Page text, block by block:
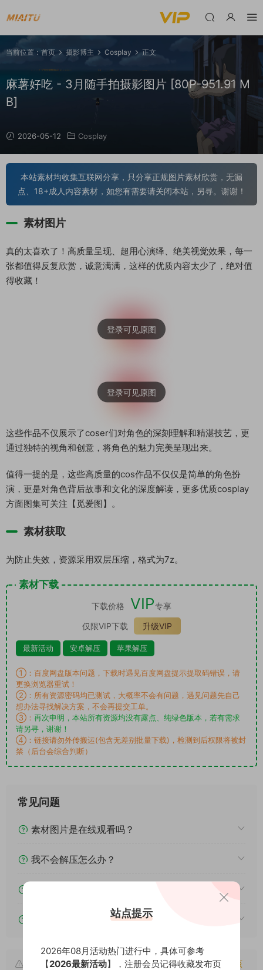
当前位置： 首页 摄影博主 Cosplay 正文
麻薯好吃 - 3月随手拍摄影图片 [80P-951.91 M
B]
2026-05-12 Cosplay
本站素材均收集互联网分享，只分享正规图片素材欣赏，无漏
点、18+成人内容素材，如您有需要请关闭本站，另寻。谢谢！
素材图片
真的太喜欢了！高质量呈现、超用心演绎、绝美视觉效果，每一
张都值得反复欣赏，诚意满满，这样的优质内容太少了，绝对值
得收藏！
这些作品不仅展示了coser们对角色的深刻理解和精湛技艺，更
通过独特的视角和创意，将角色的魅力完美呈现出来。
值得一提的是，这些高质量的cos作品不仅仅是简单的角色扮
演，更是对角色背后故事和文化的深度解读，更多优质cosplay
方面图集可关注【觅爱图】。
素材获取
为防止失效，资源采用双层压缩，格式为7z。
素材下载
下载价格 VIP专享
仅限VIP下载
升级VIP
最新活动 安卓解压 苹果解压
①：百度网盘版本问题，下载时遇见百度网盘提示提取码错误，请
更换浏览器重试！
②：所有资源密码均已测试，大概率不会有问题，遇见问题先自己
想办法寻找解决方案，不会再提交工单。
③： 再次申明，本站所有资源均没有露点、纯绿色版本，若有需求
请另寻，谢谢！
④：链接请勿外传搬运(包含无差别批量下载)，检测到后权限将被封
禁（后台会综合判断）
常见问题
素材图片是在线观看吗？
我不会解压怎么办？
该资源能搬运分享吗？
本文资源仅供个人参考学习，请勿批量搬运，一经核
站点提示
2026年08月活动热门进行中，具体可参考
【2026最新活动】，注册会员记得收藏发布页